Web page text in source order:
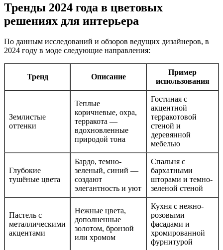
Тренды 2024 года в цветовых
решениях для интерьера
По данным исследований и обзоров ведущих дизайнеров, в
2024 году в моде следующие направления:
Тренд Описание
Пример
использования
Землистые
оттенки
Теплые
коричневые, охра,
терракота —
вдохновленные
природой тона
Гостиная с
акцентной
терракотовой
стеной и
деревянной
мебелью
Глубокие
тушёные цвета
Бардо, темно-
зеленый, синий —
создают
элегантность и уют
Спальня с
бархатными
шторами и темно-
зеленой стеной
Пастель с
металлическими
акцентами
Нежные цвета,
дополненные
золотом, бронзой
или хромом
Кухня с нежно-
розовыми
фасадами и
хромированной
фурнитурой